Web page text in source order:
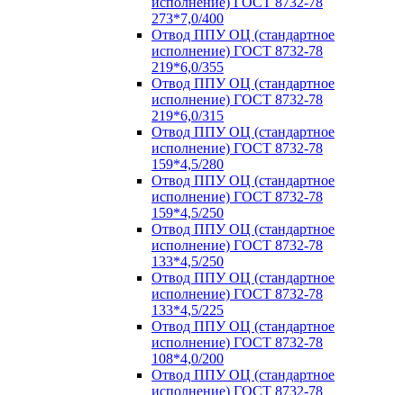
273*7,0/400
Отвод ППУ ОЦ (стандартное
исполнение) ГОСТ 8732-78
219*6,0/355
Отвод ППУ ОЦ (стандартное
исполнение) ГОСТ 8732-78
219*6,0/315
Отвод ППУ ОЦ (стандартное
исполнение) ГОСТ 8732-78
159*4,5/280
Отвод ППУ ОЦ (стандартное
исполнение) ГОСТ 8732-78
159*4,5/250
Отвод ППУ ОЦ (стандартное
исполнение) ГОСТ 8732-78
133*4,5/250
Отвод ППУ ОЦ (стандартное
исполнение) ГОСТ 8732-78
133*4,5/225
Отвод ППУ ОЦ (стандартное
исполнение) ГОСТ 8732-78
108*4,0/200
Отвод ППУ ОЦ (стандартное
исполнение) ГОСТ 8732-78